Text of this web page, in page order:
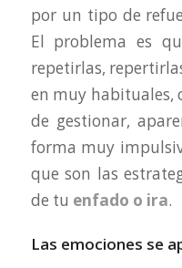
por un tipo de
El problema es
repetirlas,
en muy habituales,
de gestionar,
forma muy
que son las
de tu enfado o ira.
Las emociones se